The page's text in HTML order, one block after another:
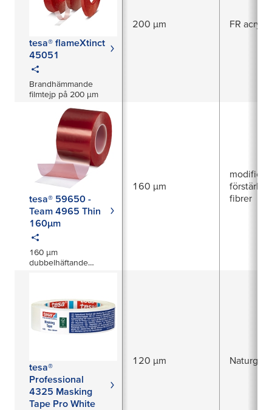
tesa® flameXtinct
45051
Brandhämmande
filmtejp på 200 µm
200 µm FR acrylic
tesa® 59650 -
Team 4965 Thin
160µm
160 µm
dubbelhäftande
tesa® 59650
160 µm
förstärkt
fibrer
tesa®
Professional
4325 Masking
Tape Pro White
120 µm